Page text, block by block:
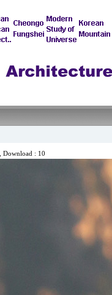
, Download : 10